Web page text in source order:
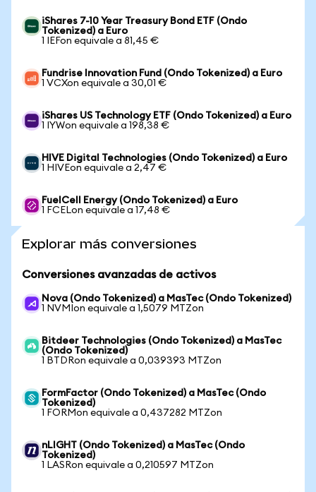
iShares 7-10 Year Treasury Bond ETF (Ondo
Tokenized) a Euro
1 IEFon equivale a 81,45 €
Fundrise Innovation Fund (Ondo Tokenized) a Euro
1 VCXon equivale a 30,01 €
iShares US Technology ETF (Ondo Tokenized) a Euro
1 IYWon equivale a 198,38 €
HIVE Digital Technologies (Ondo Tokenized) a Euro
1 HIVEon equivale a 2,47 €
FuelCell Energy (Ondo Tokenized) a Euro
1 FCELon equivale a 17,48 €
Explorar más conversiones
Conversiones avanzadas de activos
Nova (Ondo Tokenized) a MasTec (Ondo Tokenized)
1 NVMIon equivale a 1,5079 MTZon
Bitdeer Technologies (Ondo Tokenized) a MasTec
(Ondo Tokenized)
1 BTDRon equivale a 0,039393 MTZon
FormFactor (Ondo Tokenized) a MasTec (Ondo
Tokenized)
1 FORMon equivale a 0,437282 MTZon
nLIGHT (Ondo Tokenized) a MasTec (Ondo
Tokenized)
1 LASRon equivale a 0,210597 MTZon